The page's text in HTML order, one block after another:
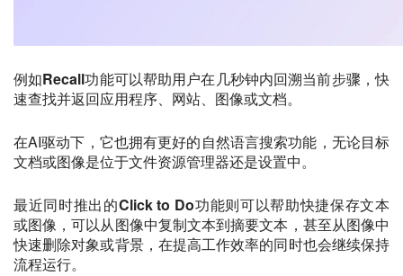
例如Recall功能可以帮助用户在几秒钟内回溯当前步骤，快
速查找并返回应用程序、网站、图像或文档。
在AI驱动下，它也拥有更好的自然语言搜索功能，无论目标
文档或图像是位于文件资源管理器还是设置中。
最近同时推出的Click to Do功能则可以帮助快捷保存文本
或图像，可以从图像中复制文本到摘要文本，甚至从图像中
快速删除对象或背景，在提高工作效率的同时也会继续保持
流程运行。